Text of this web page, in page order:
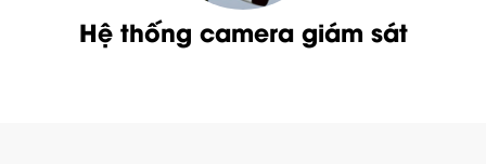
Hệ thống camera giám sát